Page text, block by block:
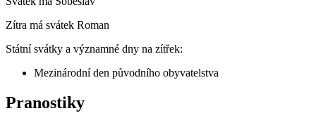
Zítra má svátek Roman
Státní svátky a významné dny na zítřek:
Mezinárodní den původního obyvatelstva
Pranostiky